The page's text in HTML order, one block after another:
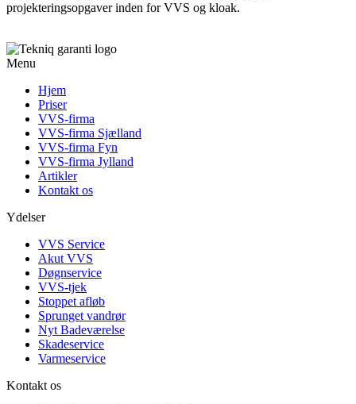
projekteringsopgaver inden for VVS og kloak.
Menu
Hjem
Priser
VVS-firma
VVS-firma Sjælland
VVS-firma Fyn
VVS-firma Jylland
Artikler
Kontakt os
Ydelser
VVS Service
Akut VVS
Døgnservice
VVS-tjek
Stoppet afløb
Sprunget vandrør
Nyt Badeværelse
Skadeservice
Varmeservice
Kontakt os